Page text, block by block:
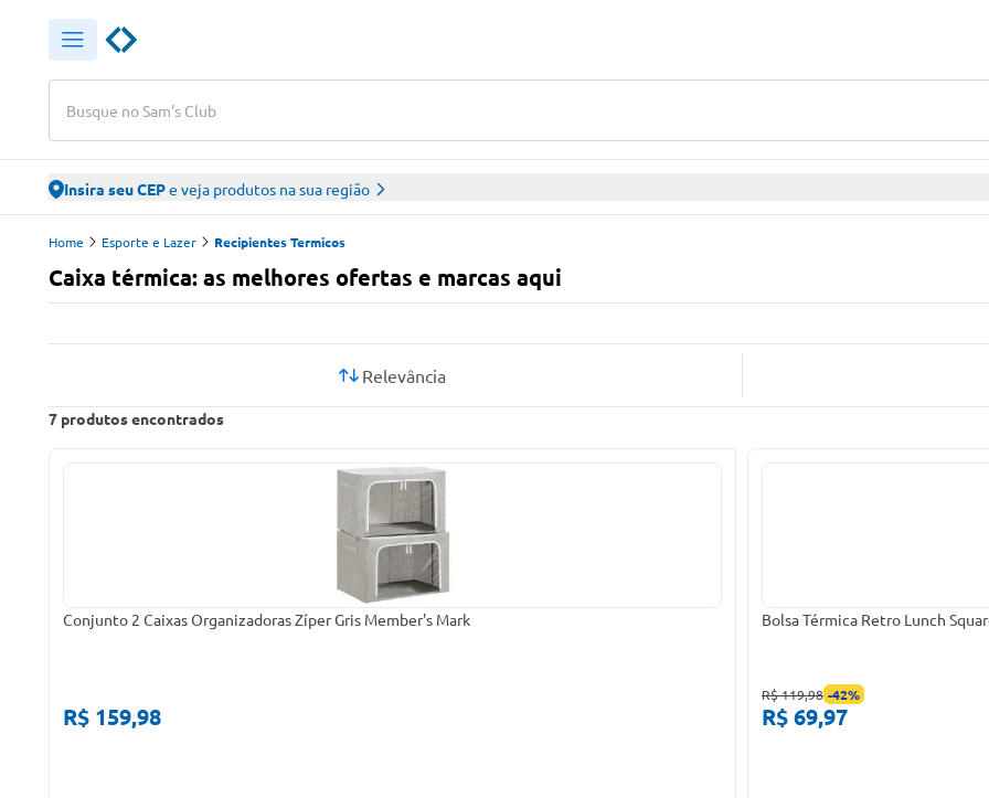
Busque no Sam's Club
Insira seu CEPe veja produtos na sua região
Home Esporte e Lazer Recipientes Termicos
Caixa térmica: as melhores ofertas e marcas aqui
7 produtos encontrados
Relevância
Conjunto 2 Caixas Organizadoras Zíper Gris Member's Mark
R$ 159,98
Bolsa Térmica Retro Lunch
R$ 119,98 -42%
R$ 69,97